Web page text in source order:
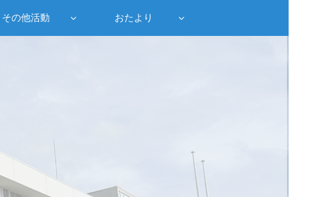
その他活動 おたより